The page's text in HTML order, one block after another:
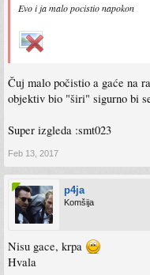
Evo i ja malo pocistio napokon
Čuj malo počistio a gaće na
objektiv bio "širi" sigurno bi
Super izgleda :smt023
Feb 13, 2017
p4ja
Komšija
Nisu gace, krpa
Hvala